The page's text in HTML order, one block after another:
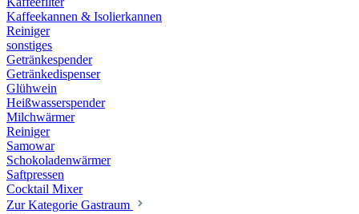
Kaffeekannen & Isolierkannen
Reiniger
sonstiges
Getränkespender
Getränkedispenser
Glühwein
Heißwasserspender
Milchwärmer
Reiniger
Samowar
Schokoladenwärmer
Saftpressen
Cocktail Mixer
Zur Kategorie Gastraum